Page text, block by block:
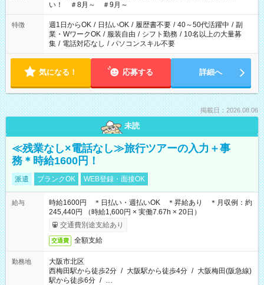
い！ ＃8月～ ＃9月～
特徴 週1日からOK / 日払いOK / 履歴書不要 / 40～50代活躍中 / 副
業・WワークOK / 服装自由 / シフト勤務 / 10名以上の大量募
集 / 電話対応なし / パソコンスキル不要
気になる！ 応募する 詳細へ
掲載日：2026.08.06
未読
≪残業なし×電話なし≫旅行ツアーの入力＋事
務＊時給1600円！
派遣 ブランクOK WEB登録・面接OK
給与
時給1600円 ＊日払い・週払いOK ＊昇給あり ＊月収例：約
245,440円 （時給1,600円 × 実働7.67h × 20日）
交通費別途支給あり
交通費 全額支給
勤務地
大阪市北区
西梅田駅から徒歩2分 / 大阪駅から徒歩4分 / 大阪梅田(阪急線)
駅から徒歩6分 / …